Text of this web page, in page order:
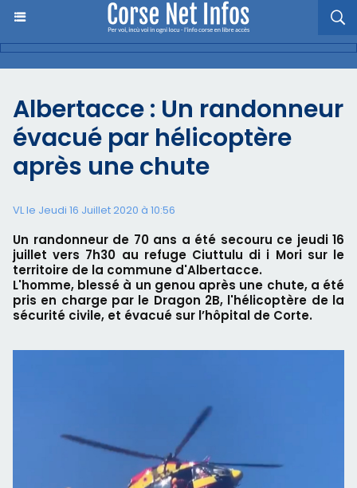
Albertacce : Un randonneur
évacué par hélicoptère
après une chute
VL le Jeudi 16 Juillet 2020 à 10:56
Un randonneur de 70 ans a été secouru ce jeudi 16
juillet vers 7h30 au refuge Ciuttulu di i Mori sur le
territoire de la commune d'Albertacce.
L'homme, blessé à un genou après une chute, a été
pris en charge par le Dragon 2B, l'hélicoptère de la
sécurité civile, et évacué sur l’hôpital de Corte.